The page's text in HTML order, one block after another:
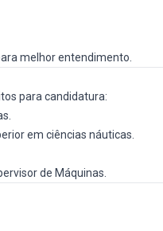
melhor entendimento.
para candidatura:
em ciências náuticas.
de Máquinas